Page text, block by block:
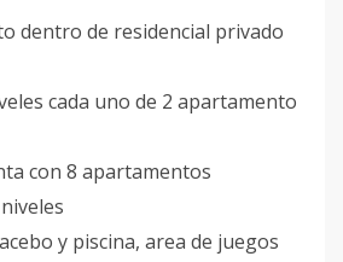
dentro de residencial privado
cada uno de 2 apartamento
con 8 apartamentos
y piscina, area de juegos